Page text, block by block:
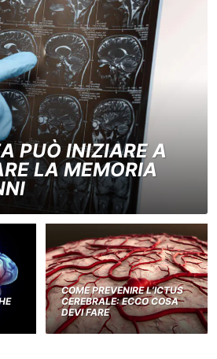
PUÒ INIZIARE A
LA MEMORIA
COME PREVENIRE L’ICTUS
CEREBRALE: ECCO COSA
DEVI FARE